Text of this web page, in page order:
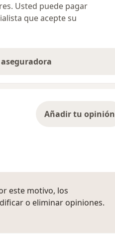
Usted puede pagar
que acepte su
Añadir tu opinión
este motivo, los
o eliminar opiniones.